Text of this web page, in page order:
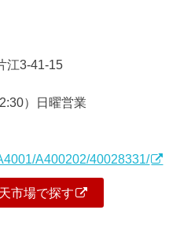
江3-41-15
）日曜営業
A400202/40028331/
市場で探す